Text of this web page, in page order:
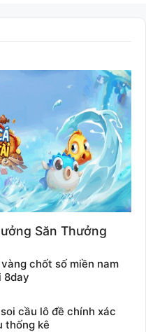
Săn Thưởng
chốt số miền nam
8day
cầu lô đề chính xác
thống kê